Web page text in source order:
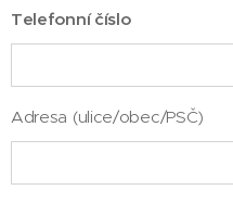
Telefonní číslo
Adresa (ulice/obec/PSČ)